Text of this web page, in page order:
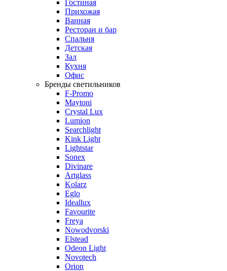
Гостиная
Прихожая
Ванная
Ресторан и бар
Спальня
Детская
Зал
Кухня
Офис
Бренды светильников
F-Promo
Maytoni
Crystal Lux
Lumion
Searchlight
Kink Light
Lightstar
Sonex
Divinare
Artglass
Kolarz
Eglo
Ideallux
Favourite
Freya
Nowodvorski
Elstead
Odeon Light
Novotech
Orion